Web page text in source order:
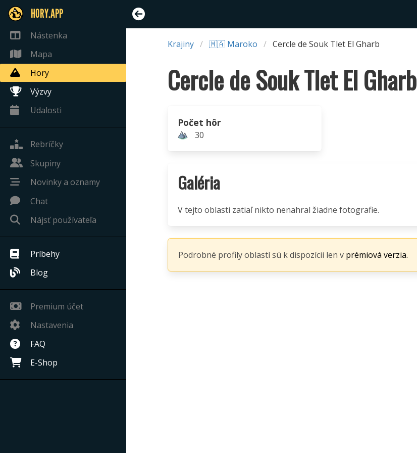
HORY.APP
Nástenka
Mapa
Hory
Výzvy
Udalosti
Rebríčky
Skupiny
Novinky a oznamy
Chat
Nájsť používateľa
Príbehy
Blog
Premium účet
Nastavenia
FAQ
E-Shop
Krajiny 🇲🇦 Maroko Cercle de Souk Tlet El Gharb
Cercle de Souk Tlet El Gharb
Počet hôr
30
Galéria
V tejto oblasti zatiaľ nikto nenahral žiadne fotografie.
Podrobné profily oblastí sú k dispozícii len v prémiová verzia.